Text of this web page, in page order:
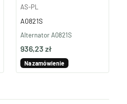
AS-PL
A0821S
Alternator A0821S
936,23 zł
Na zamówienie